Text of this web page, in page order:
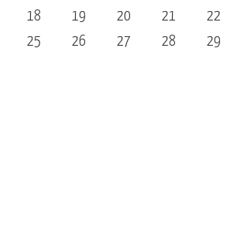
18 19 20 21 22
25 26 27 28 29